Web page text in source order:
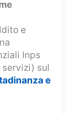
e
Inps
servizi) sul
e